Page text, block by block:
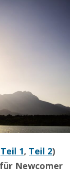
Teil 1, Teil 2)
Newcomer